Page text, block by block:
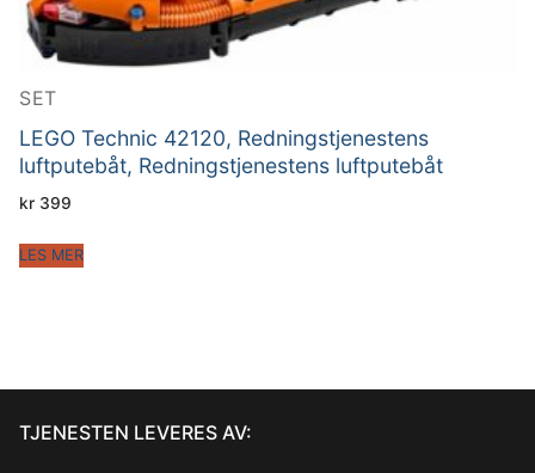
SET
LEGO Technic 42120, Redningstjenestens
luftputebåt, Redningstjenestens luftputebåt
kr 399
LES MER
TJENESTEN LEVERES AV: